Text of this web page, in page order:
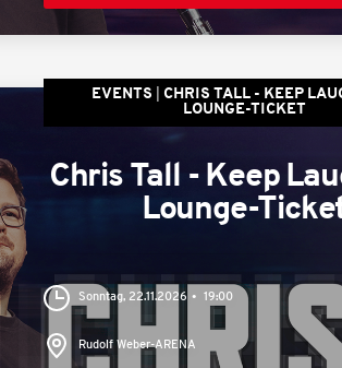
EVENTS
CHRIS TALL - KEEP
LOUNGE-TICKET
Chris Tall - Keep
Lounge-
Sonntag, 22.11.2026 19:00
Rudolf Weber-ARENA